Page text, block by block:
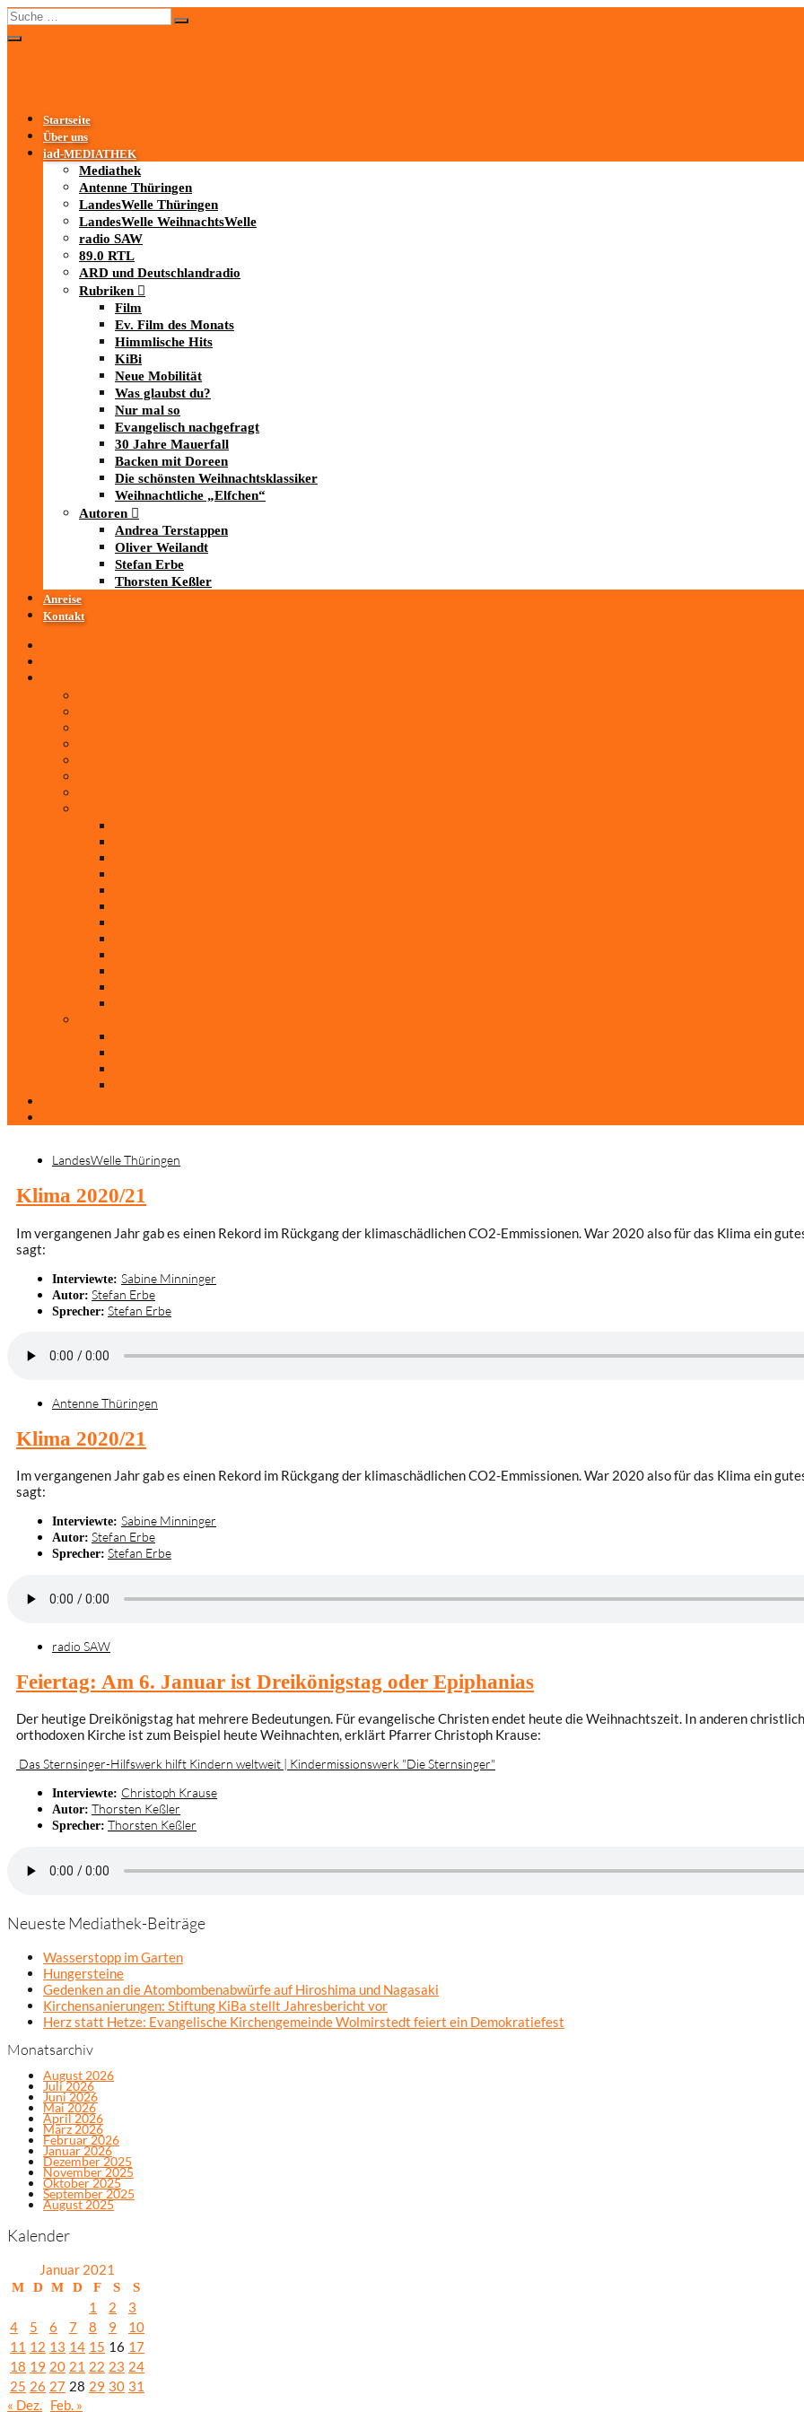
Startseite
Über uns
iad-MEDIATHEK
Mediathek
Antenne Thüringen
LandesWelle Thüringen
LandesWelle WeihnachtsWelle
radio SAW
89.0 RTL
ARD und Deutschlandradio
Rubriken
Film
Ev. Film des Monats
Himmlische Hits
KiBi
Neue Mobilität
Was glaubst du?
Nur mal so
Evangelisch nachgefragt
30 Jahre Mauerfall
Backen mit Doreen
Die schönsten Weihnachtsklassiker
Weihnachtliche „Elfchen“
Autoren
Andrea Terstappen
Oliver Weilandt
Stefan Erbe
Thorsten Keßler
Anreise
Kontakt
LandesWelle Thüringen
Klima 2020/21
Im vergangenen Jahr gab es einen Rekord im Rückgang der klimaschädlichen CO2-Emmissionen. War 2020 also für das Klima ein
sagt:
Interviewte: Sabine Minninger
Autor: Stefan Erbe
Sprecher: Stefan Erbe
Antenne Thüringen
Klima 2020/21
Im vergangenen Jahr gab es einen Rekord im Rückgang der klimaschädlichen CO2-Emmissionen. War 2020 also für das Klima ein
sagt:
Interviewte: Sabine Minninger
Autor: Stefan Erbe
Sprecher: Stefan Erbe
radio SAW
Feiertag: Am 6. Januar ist Dreikönigstag oder Epiphanias
Der heutige Dreikönigstag hat mehrere Bedeutungen. Für evangelische Christen endet heute die Weihnachtszeit. In anderen
orthodoxen Kirche ist zum Beispiel heute Weihnachten, erklärt Pfarrer Christoph Krause:
Das Sternsinger-Hilfswerk hilft Kindern weltweit | Kindermissionswerk "Die Sternsinger"
Interviewte: Christoph Krause
Autor: Thorsten Keßler
Sprecher: Thorsten Keßler
Neueste Mediathek-Beiträge
Wasserstopp im Garten
Hungersteine
Gedenken an die Atombombenabwürfe auf Hiroshima und Nagasaki
Kirchensanierungen: Stiftung KiBa stellt Jahresbericht vor
Herz statt Hetze: Evangelische Kirchengemeinde Wolmirstedt feiert ein Demokratiefest
Monatsarchiv
August 2026
Juli 2026
Juni 2026
Mai 2026
April 2026
März 2026
Februar 2026
Januar 2026
Dezember 2025
November 2025
Oktober 2025
September 2025
August 2025
Kalender
Januar 2021
M D M D F S S
1 2
3
4
5 6 7 8 9
10
11 12 13 14 15 16 17
18 19 20 21 22 23 24
25 26 27 28 29 30 31
« Dez. Feb. »